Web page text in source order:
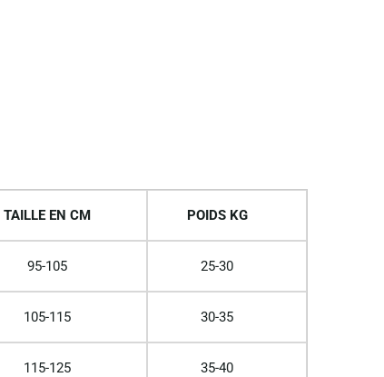
TAILLE EN CM POIDS KG
95-105 25-30
105-115 30-35
115-125 35-40